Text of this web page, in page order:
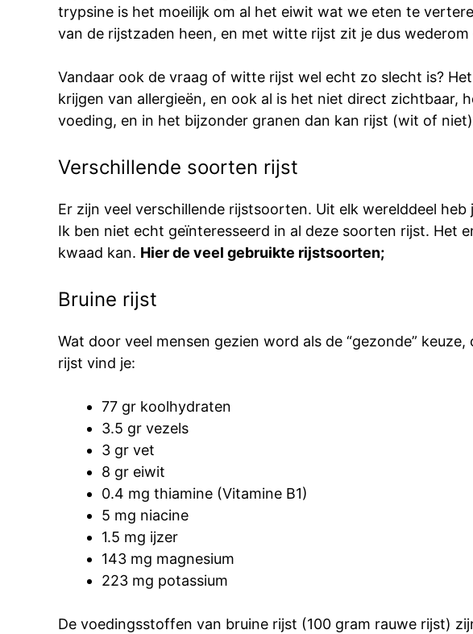
trypsine is het moeilijk om al het eiwit wat we eten te
van de rijstzaden heen, en met witte rijst zit je dus wederom
Vandaar ook de vraag of witte rijst wel echt zo slecht is?
krijgen van allergieën, en ook al is het niet direct zichtbaar,
voeding, en in het bijzonder granen dan kan rijst (wit of
Verschillende soorten rijst
Er zijn veel verschillende rijstsoorten. Uit elk werelddeel
Ik ben niet echt geïnteresseerd in al deze soorten rijst. Het
kwaad kan. Hier de veel gebruikte rijstsoorten;
Bruine rijst
Wat door veel mensen gezien word als de “gezonde”
rijst vind je:
77 gr koolhydraten
3.5 gr vezels
3 gr vet
8 gr eiwit
0.4 mg thiamine (Vitamine B1)
5 mg niacine
1.5 mg ijzer
143 mg magnesium
223 mg potassium
De voedingsstoffen van bruine rijst (100 gram rauwe rijst)